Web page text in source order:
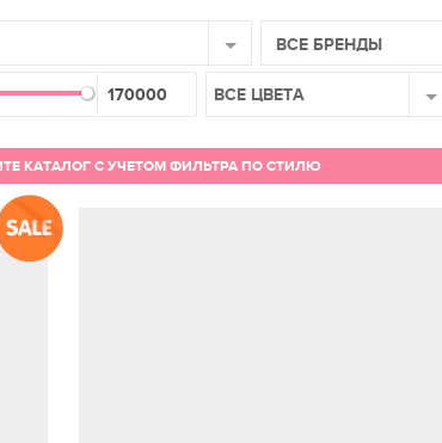
ВСЕ БРЕНДЫ
ВСЕ ЦВЕТА
КАТАЛОГ С УЧЕТОМ ФИЛЬТРА ПО СТИЛЮ